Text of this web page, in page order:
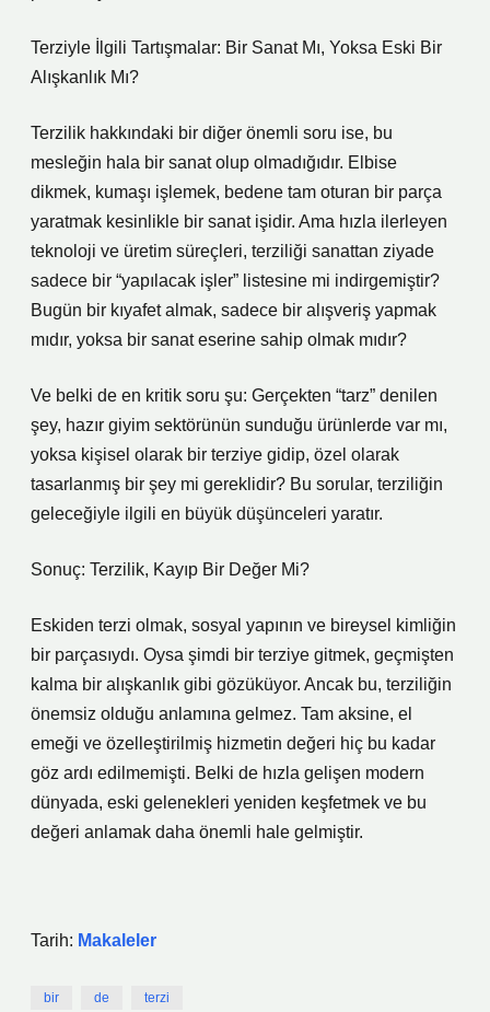
Terziyle İlgili Tartışmalar: Bir Sanat Mı, Yoksa Eski Bir
Alışkanlık Mı?
Terzilik hakkındaki bir diğer önemli soru ise, bu
mesleğin hala bir sanat olup olmadığıdır. Elbise
dikmek, kumaşı işlemek, bedene tam oturan bir parça
yaratmak kesinlikle bir sanat işidir. Ama hızla ilerleyen
teknoloji ve üretim süreçleri, terziliği sanattan ziyade
sadece bir “yapılacak işler” listesine mi indirgemiştir?
Bugün bir kıyafet almak, sadece bir alışveriş yapmak
mıdır, yoksa bir sanat eserine sahip olmak mıdır?
Ve belki de en kritik soru şu: Gerçekten “tarz” denilen
şey, hazır giyim sektörünün sunduğu ürünlerde var mı,
yoksa kişisel olarak bir terziye gidip, özel olarak
tasarlanmış bir şey mi gereklidir? Bu sorular, terziliğin
geleceğiyle ilgili en büyük düşünceleri yaratır.
Sonuç: Terzilik, Kayıp Bir Değer Mi?
Eskiden terzi olmak, sosyal yapının ve bireysel kimliğin
bir parçasıydı. Oysa şimdi bir terziye gitmek, geçmişten
kalma bir alışkanlık gibi gözüküyor. Ancak bu, terziliğin
önemsiz olduğu anlamına gelmez. Tam aksine, el
emeği ve özelleştirilmiş hizmetin değeri hiç bu kadar
göz ardı edilmemişti. Belki de hızla gelişen modern
dünyada, eski gelenekleri yeniden keşfetmek ve bu
değeri anlamak daha önemli hale gelmiştir.
Tarih: Makaleler
bir de terzi